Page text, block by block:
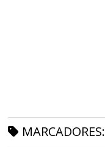
MARCADORES: